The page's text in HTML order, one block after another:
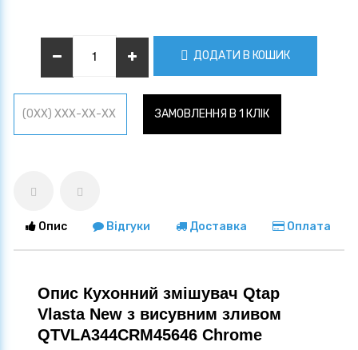
ДОДАТИ В КОШИК
ЗАМОВЛЕННЯ В 1 КЛІК
Опис Відгуки Доставка Оплата
Опис Кухонний змішувач Qtap
Vlasta New з висувним зливом
QTVLA344CRM45646 Chrome